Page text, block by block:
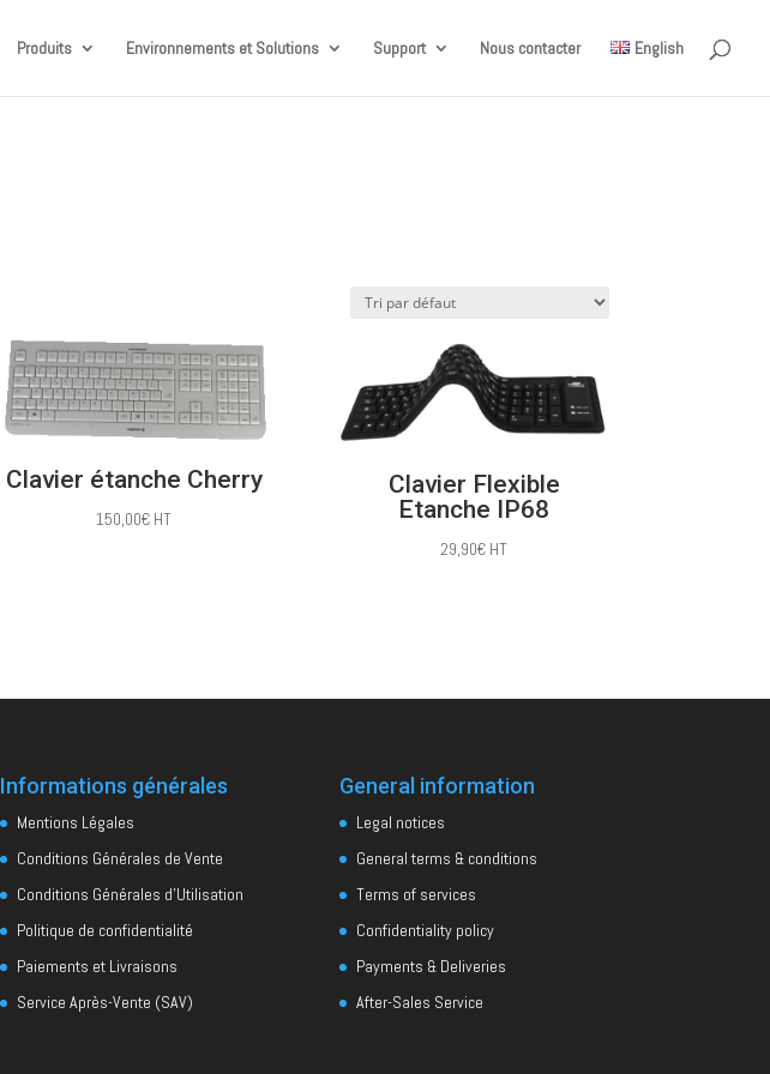
Produits Environnements et Solutions Support Nous contacter English
Clavier étanche Cherry
150,00€ HT
Clavier Flexible
Etanche IP68
29,90€ HT
Informations générales
Mentions Légales
Conditions Générales de Vente
Conditions Générales d’Utilisation
Politique de confidentialité
Paiements et Livraisons
Service Après-Vente (SAV)
General information
Legal notices
General terms & conditions
Terms of services
Confidentiality policy
Payments & Deliveries
After-Sales Service